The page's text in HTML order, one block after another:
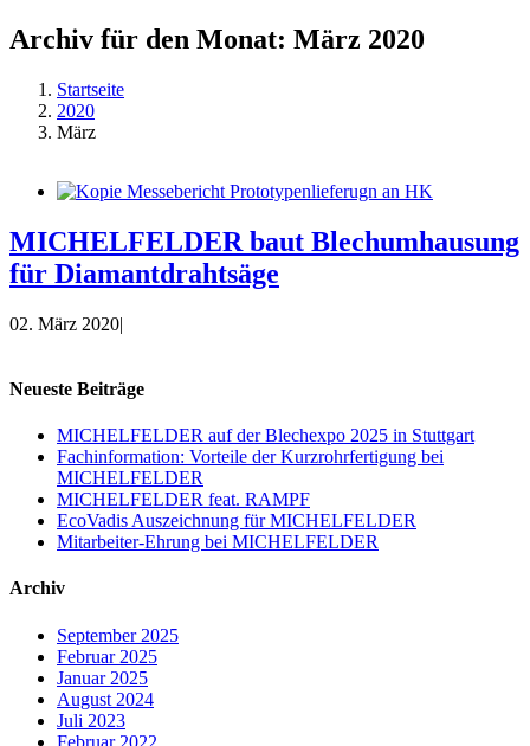
Archiv für den Monat: März 2020
Startseite
2020
März
MICHELFELDER baut Blechumhausung
für Diamantdrahtsäge
02. März 2020|
Neueste Beiträge
MICHELFELDER auf der Blechexpo 2025 in Stuttgart
Fachinformation: Vorteile der Kurzrohrfertigung bei
MICHELFELDER
MICHELFELDER feat. RAMPF
EcoVadis Auszeichnung für MICHELFELDER
Mitarbeiter-Ehrung bei MICHELFELDER
Archiv
September 2025
Februar 2025
Januar 2025
August 2024
Juli 2023
Februar 2022